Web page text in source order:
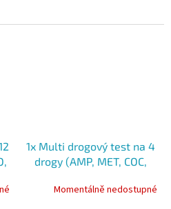
1x Multi drogový test na 4
drogy (AMP, MET, COC,
Momentálně nedostupné